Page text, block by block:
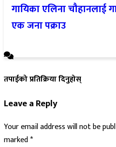
गायिका एलिना चौहानलाई
एक जना पक्राउ
तपाईको प्रतिक्रिया दिनुहोस्
Leave a Reply
Your email address will not be
marked*